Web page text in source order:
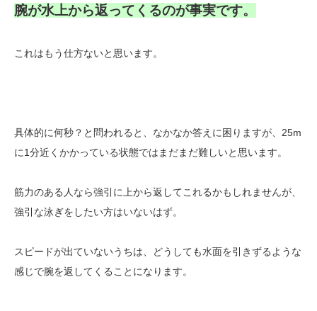
腕が水上から返ってくるのが事実です。
これはもう仕方ないと思います。
具体的に何秒？と問われると、なかなか答えに困りますが、25m
に1分近くかかっている状態ではまだまだ難しいと思います。
筋力のある人なら強引に上から返してこれるかもしれませんが、
強引な泳ぎをしたい方はいないはず。
スピードが出ていないうちは、どうしても水面を引きずるような
感じで腕を返してくることになります。